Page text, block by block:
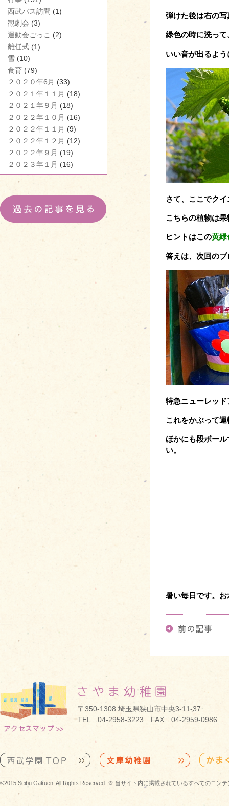
西武バス訪問 (1)
観劇会 (3)
運動会ごっこ (2)
離任式 (1)
雪 (10)
食育 (79)
２０２０年6月 (33)
２０２１年１１月 (18)
２０２１年９月 (18)
２０２２年１０月 (16)
２０２２年１１月 (9)
２０２２年１２月 (12)
２０２２年９月 (19)
２０２３年１月 (16)
弾けた後は右の
緑色の時に洗っ
いい音が出るよ
さて、ここでク
こちらの植物は
ヒントはこの黄緑
答えは、次回の
特急ニューレッ
これをかぶって
ほかにも段ボー
い。
暑い毎日です。
〒350-1308 埼玉県狭山市中央3-11-37
TEL 04-2958-3223 FAX 04-2959-0986
©2015 Seibu Gakuen. All Rights Reserved. ※ 当サイト内に掲載されているすべてのコン